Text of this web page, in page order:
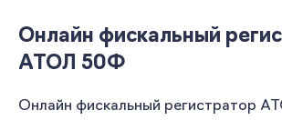
Онлайн фискальный
АТОЛ 50Ф
Онлайн фискальный регистратор